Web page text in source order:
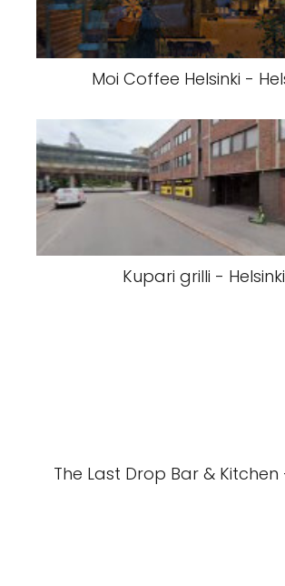
Moi Coffee Helsinki -
Kupari grilli - Helsinki
The Last Drop Bar & Kitchen